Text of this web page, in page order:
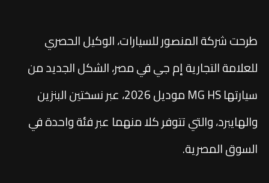
طرحت شركة المنصور للسيارات، الوكيل الحصري
للعلامة التجارية إم جي في مصر، الشكل الجديد من
سيارتها MG HS موديل 2026، عبر نسختين البنزين
والهايبرد، والتي تتوفر كلا منهما عبر فئة واحدة في
السوق المصرية.